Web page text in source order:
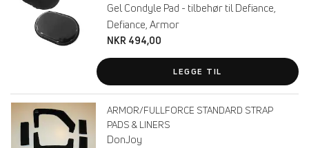
Gel Condyle Pad - tilbehør til Defiance,
Defiance, Armor
NKR 494,00
LEGGE TIL
ARMOR/FULLFORCE STANDARD STRAP
PADS & LINERS
DonJoy